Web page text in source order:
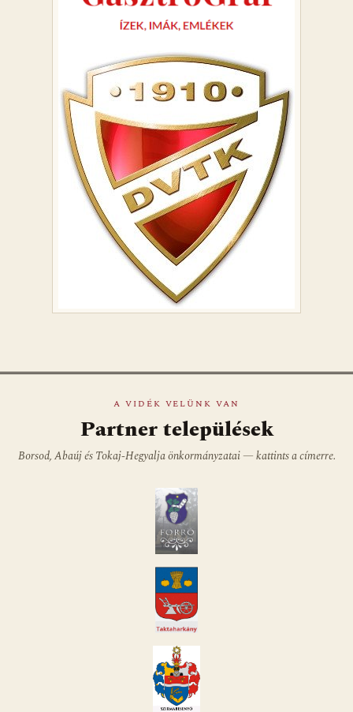
A VIDÉK VELÜNK VAN
Partner települések
Borsod, Abaúj és Tokaj-Hegyalja önkormányzatai — kattints a címerre.